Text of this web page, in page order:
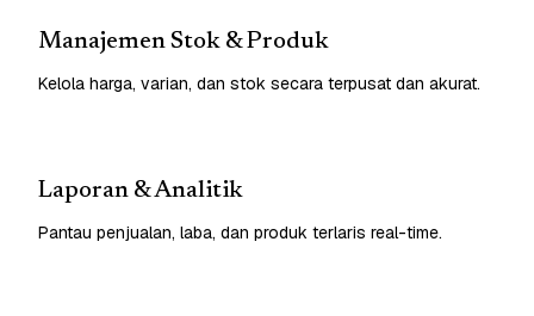
Manajemen Stok & Produk
Kelola harga, varian, dan stok secara terpusat dan akurat.
Laporan & Analitik
Pantau penjualan, laba, dan produk terlaris real-time.